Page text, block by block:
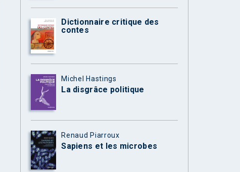
Dictionnaire critique des
contes
Michel Hastings
La disgrâce politique
Renaud Piarroux
Sapiens et les microbes